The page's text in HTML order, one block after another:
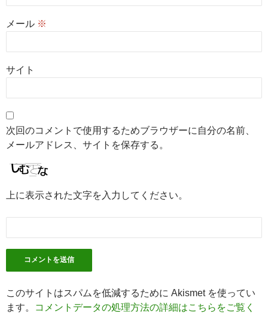
メール ※
サイト
次回のコメントで使用するためブラウザーに自分の名前、
メールアドレス、サイトを保存する。
上に表示された文字を入力してください。
このサイトはスパムを低減するために Akismet を使ってい
ます。
コメントデータの処理方法の詳細はこちらをご覧く